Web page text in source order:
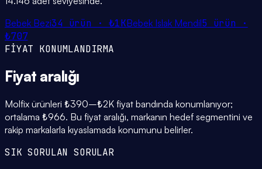
Bebek Bezi34 ürün ·₺1KBebek Islak Mendil5 ürün ·
₺707
FİYAT KONUMLANDIRMA
Fiyat aralığı
Molfix ürünleri ₺390–₺2K fiyat bandında konumlanıyor;
ortalama ₺966. Bu fiyat aralığı, markanın hedef segmentini ve
rakip markalarla kıyaslamada konumunu belirler.
SIK SORULAN SORULAR